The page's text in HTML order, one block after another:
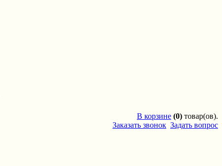
В корзине (0) товар(ов).
Заказать звонок Задать вопрос